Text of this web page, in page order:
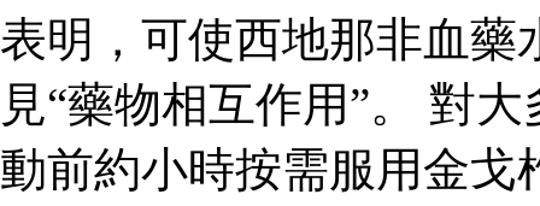
表明，可使西地那非血藥
見“藥物相互作用”。 對
動前約小時按需服用金戈